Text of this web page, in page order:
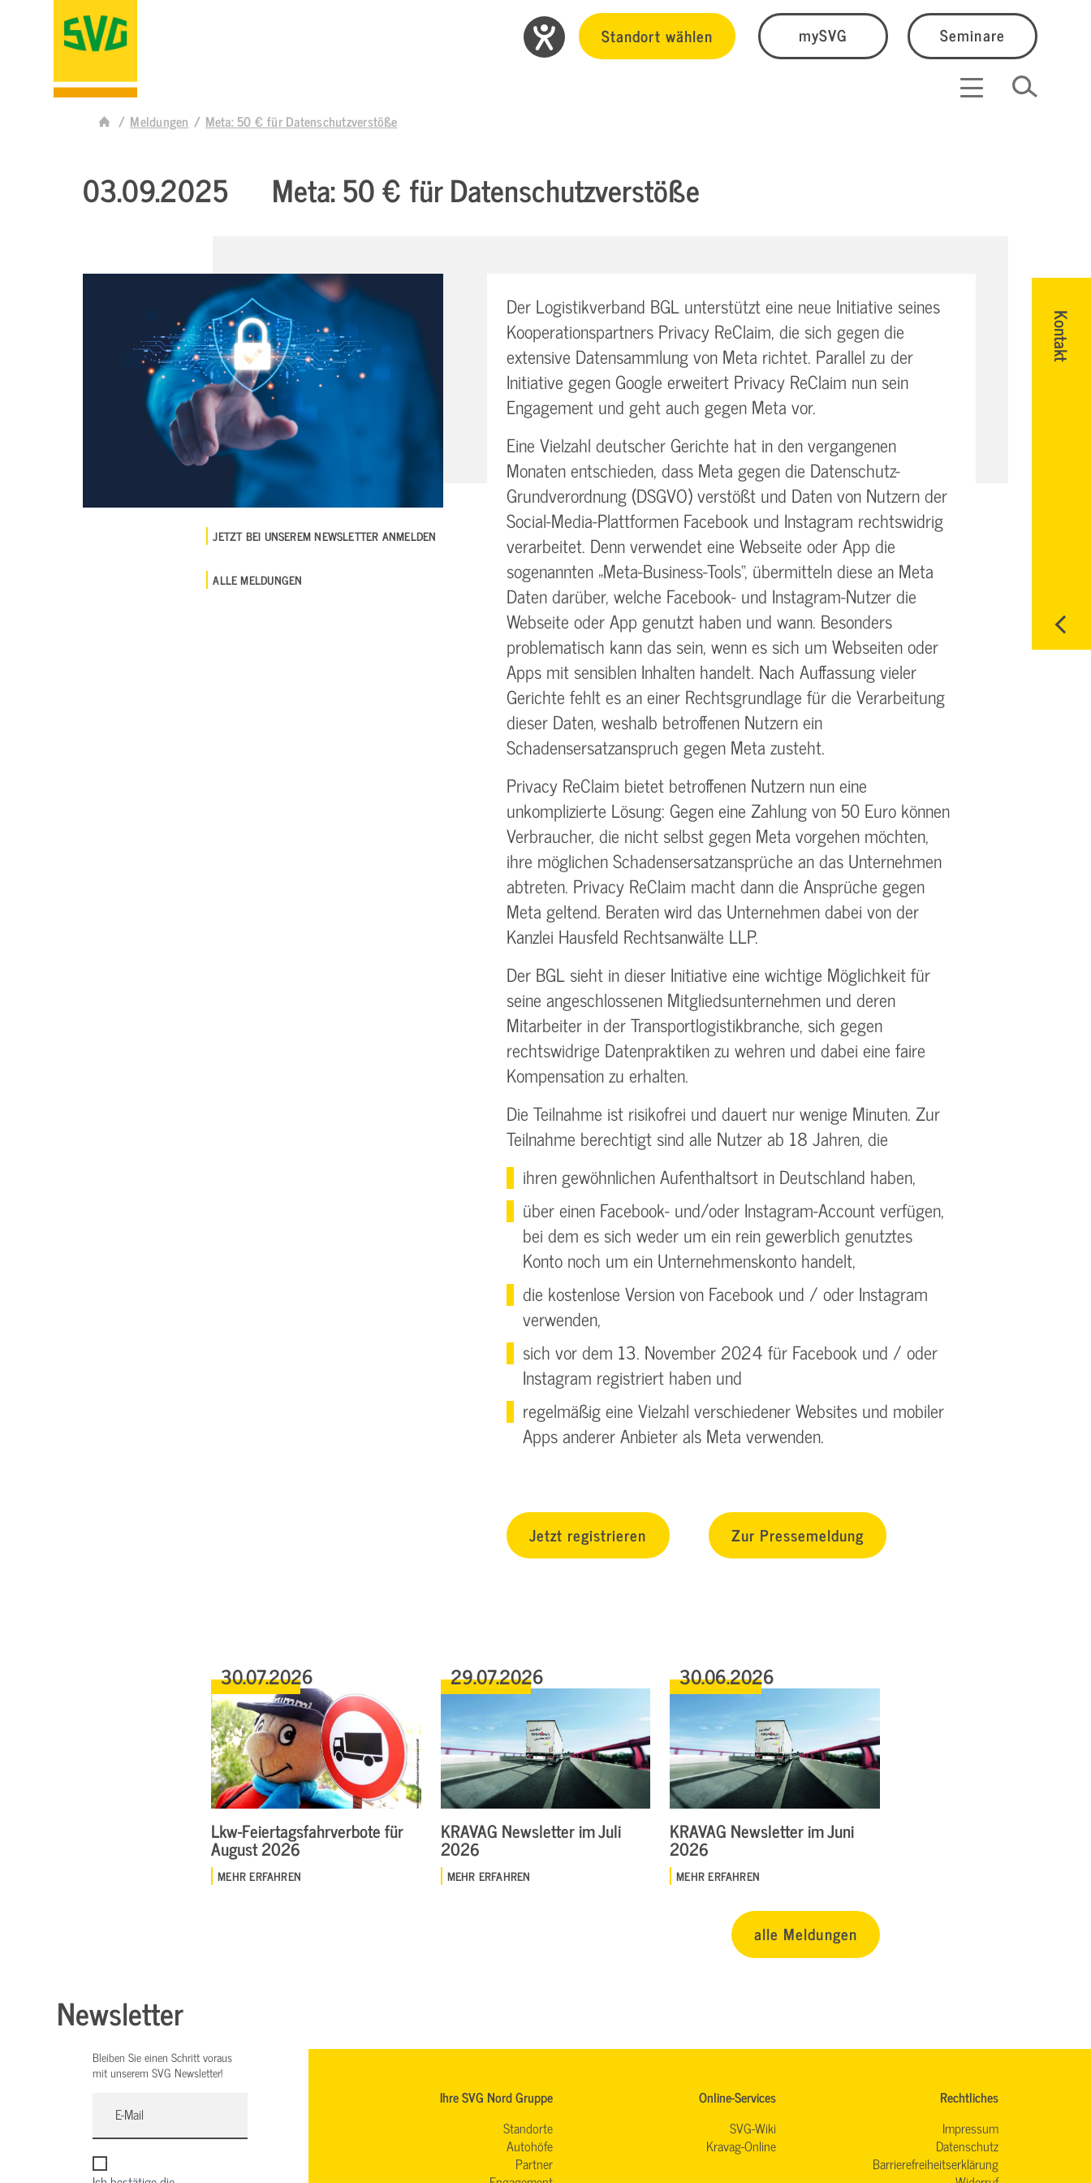
Standort wählen mySVG Seminare
Kontakt
Meldungen Meta: 50 € für Datenschutzverstöße
03.09.2025 Meta: 50 € für Datenschutzverstöße
JETZT BEI UNSEREM NEWSLETTER ANMELDEN
ALLE MELDUNGEN
Der Logistikverband BGL unterstützt eine neue Initiative seines
Kooperationspartners Privacy ReClaim, die sich gegen die
extensive Datensammlung von Meta richtet. Parallel zu der
Initiative gegen Google erweitert Privacy ReClaim nun sein
Engagement und geht auch gegen Meta vor.
Eine Vielzahl deutscher Gerichte hat in den vergangenen
Monaten entschieden, dass Meta gegen die Datenschutz-
Grundverordnung (DSGVO) verstößt und Daten von Nutzern der
Social-Media-Plattformen Facebook und Instagram rechtswidrig
verarbeitet. Denn verwendet eine Webseite oder App die
sogenannten „Meta-Business-Tools“, übermitteln diese an Meta
Daten darüber, welche Facebook- und Instagram-Nutzer die
Webseite oder App genutzt haben und wann. Besonders
problematisch kann das sein, wenn es sich um Webseiten oder
Apps mit sensiblen Inhalten handelt. Nach Auffassung vieler
Gerichte fehlt es an einer Rechtsgrundlage für die Verarbeitung
dieser Daten, weshalb betroffenen Nutzern ein
Schadensersatzanspruch gegen Meta zusteht.
Privacy ReClaim bietet betroffenen Nutzern nun eine
unkomplizierte Lösung: Gegen eine Zahlung von 50 Euro können
Verbraucher, die nicht selbst gegen Meta vorgehen möchten,
ihre möglichen Schadensersatzansprüche an das Unternehmen
abtreten. Privacy ReClaim macht dann die Ansprüche gegen
Meta geltend. Beraten wird das Unternehmen dabei von der
Kanzlei Hausfeld Rechtsanwälte LLP.
Der BGL sieht in dieser Initiative eine wichtige Möglichkeit für
seine angeschlossenen Mitgliedsunternehmen und deren
Mitarbeiter in der Transportlogistikbranche, sich gegen
rechtswidrige Datenpraktiken zu wehren und dabei eine faire
Kompensation zu erhalten.
Die Teilnahme ist risikofrei und dauert nur wenige Minuten. Zur
Teilnahme berechtigt sind alle Nutzer ab 18 Jahren, die
ihren gewöhnlichen Aufenthaltsort in Deutschland haben,
über einen Facebook- und/oder Instagram-Account verfügen,
bei dem es sich weder um ein rein gewerblich genutztes
Konto noch um ein Unternehmenskonto handelt,
die kostenlose Version von Facebook und / oder Instagram
verwenden,
sich vor dem 13. November 2024 für Facebook und / oder
Instagram registriert haben und
regelmäßig eine Vielzahl verschiedener Websites und mobiler
Apps anderer Anbieter als Meta verwenden.
Jetzt registrieren Zur Pressemeldung
30.07.2026
Lkw-Feiertagsfahrverbote für
August 2026
MEHR ERFAHREN
29.07.2026
KRAVAG Newsletter im Juli
2026
MEHR ERFAHREN
30.06.2026
KRAVAG Newsletter im Juni
2026
MEHR ERFAHREN
alle Meldungen
Newsletter
Bleiben Sie einen Schritt voraus
mit unserem SVG Newsletter!
Ihre SVG Nord Gruppe
Standorte
Autohöfe
Partner
Online-Services
SVG-Wiki
Kravag-Online
Rechtliches
Impressum
Datenschutz
Barrierefreiheitserklärung